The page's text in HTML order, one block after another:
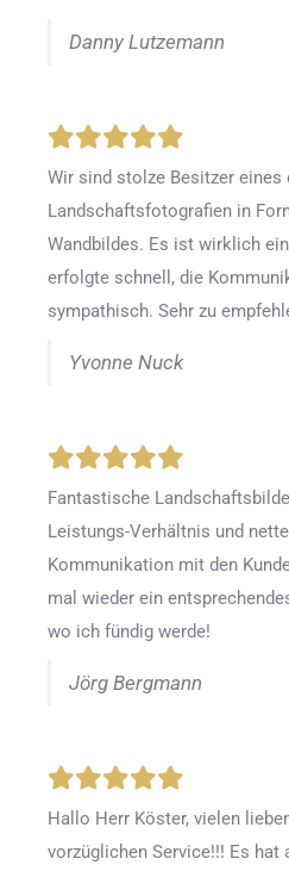
Danny Lutzemann
Wir sind stolze Besitzer eines
Landschaftsfotografien in
Wandbildes. Es ist wirklich
erfolgte schnell, die
sympathisch. Sehr zu
Yvonne Nuck
Fantastische
Leistungs-Verhältnis und
Kommunikation mit den
mal wieder ein
wo ich fündig werde!
Jörg Bergmann
Hallo Herr Köster, vielen
vorzüglichen Service!!! Es